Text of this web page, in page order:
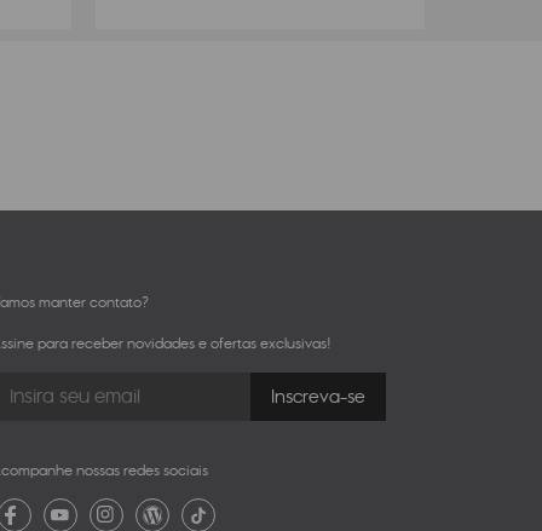
manter contato?
para receber novidades e ofertas exclusivas!
nossas redes sociais